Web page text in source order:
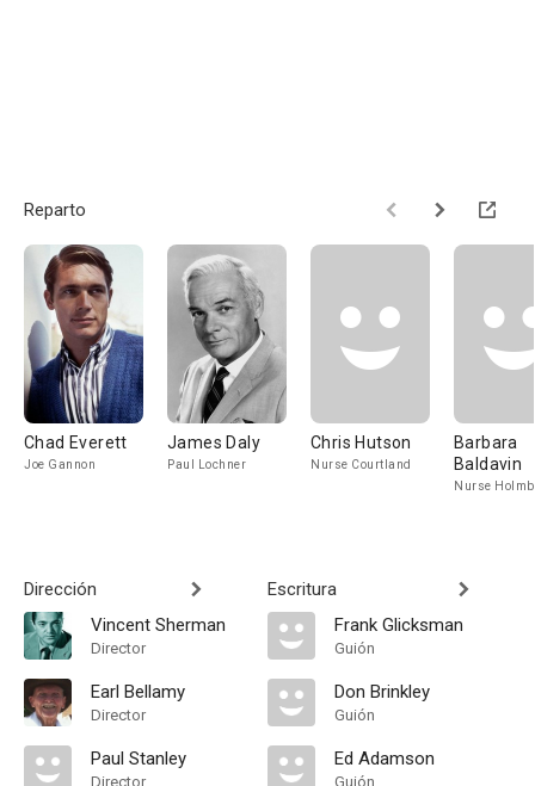
Reparto
Chad Everett
Joe Gannon
James Daly
Paul Lochner
Chris Hutson
Nurse Courtland
Barbara
Baldavin
Nurse
Dirección
Vincent Sherman
Director
Earl Bellamy
Director
Paul Stanley
Director
Escritura
Frank Glicksman
Guión
Don Brinkley
Guión
Ed Adamson
Guión